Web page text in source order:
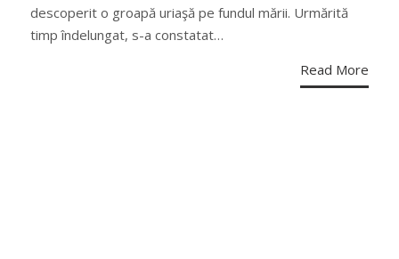
descoperit o groapă uriaşă pe fundul mării. Urmărită
timp îndelungat, s-a constatat…
Read More